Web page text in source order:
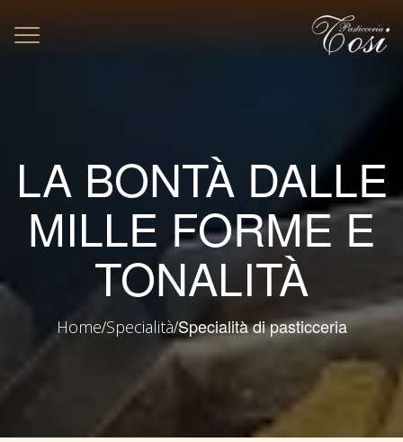
Toggle
navigation
LA BONTÀ DALLE
MILLE FORME E
TONALITÀ
Home/Specialità/Specialità di pasticceria